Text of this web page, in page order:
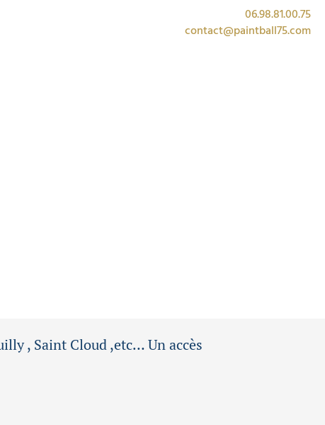
06.98.81.00.75
contact@paintball75.com
, Saint Cloud ,etc… Un accès